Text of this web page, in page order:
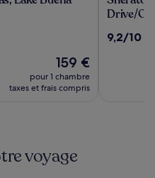
Le
nouveau
prix
159 €
pour 1 chambre
taxes et frais compris
Vistana
Resort
Drive/
9.2
9,2/10
voyage